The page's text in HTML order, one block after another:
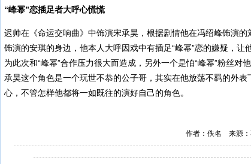
“峰幂”恋插足者大呼心慌慌
迟帅在《命运交响曲》中饰演宋承昊，根据剧情他在冯绍峰饰演
饰演的安琪的身边，他本人大呼因戏中有插足“峰幂”恋的嫌疑，让
为此次和“峰幂”合作压力很大而造成，另外一个是怕“峰幂”粉丝对
承昊这个角色是一个玩世不恭的公子哥，其实在他放荡不羁的外
心，不管怎样他都将一如既往的演好自己的角色。
作者：佚名 来源：